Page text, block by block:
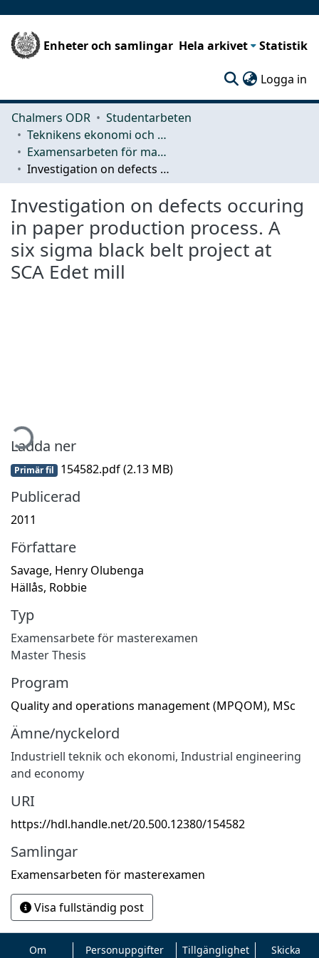
Enheter och samlingar Hela arkivet Statistik
Logga in
Chalmers ODR
Studentarbeten
Teknikens ekonomi och organisation
Examensarbeten för masterexamen
Investigation on defects occuring in paper production process. A six sigma black belt project at SCA Edet mill
Investigation on defects occuring
in paper production process. A
six sigma black belt project at
SCA Edet mill
Ladda ner
Primär fil 154582.pdf(2.13 MB)
Publicerad
2011
Författare
Savage, Henry Olubenga
Hällås, Robbie
Typ
Examensarbete för masterexamen
Master Thesis
Program
Quality and operations management (MPQOM), MSc
Ämne/nyckelord
Industriell teknik och ekonomi, Industrial engineering
and economy
URI
https://hdl.handle.net/20.500.12380/154582
Samlingar
Examensarbeten för masterexamen
Visa fullständig post
Om Personuppgifter Tillgänglighet Skicka